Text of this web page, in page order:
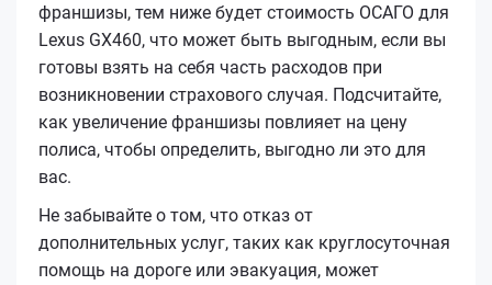
франшизы, тем ниже будет стоимость ОСАГО для
Lexus GX460, что может быть выгодным, если вы
готовы взять на себя часть расходов при
возникновении страхового случая. Подсчитайте,
как увеличение франшизы повлияет на цену
полиса, чтобы определить, выгодно ли это для
вас.
Не забывайте о том, что отказ от
дополнительных услуг, таких как круглосуточная
помощь на дороге или эвакуация, может